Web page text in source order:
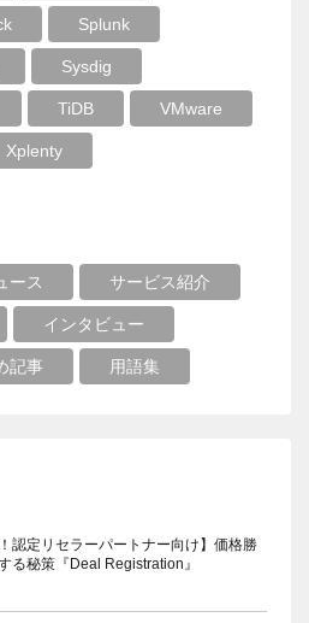
Splunk
Sysdig
TiDB VMware
Xplenty
ース サービス紹介
インタビュー
記事 用語集
！認定リセラーパートナー向け】価格勝
る秘策『Deal Registration』